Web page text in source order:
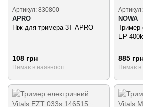
Артикул: 830800
APRO
Ніж для тримера 3Т APRO
108 грн
Немає в наявності
NOWA
Тример
EP 400k
885 грн
Немає в